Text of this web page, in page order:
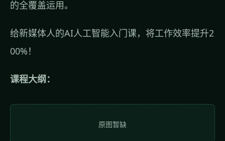
的全覆盖运用。
给新媒体人的AI人工智能入门课，将工作效率提升2
00%！
课程大纲：
原图暂缺